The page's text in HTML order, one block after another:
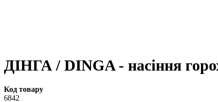
ДІНГА / DINGA - насіння
Код товару
6842